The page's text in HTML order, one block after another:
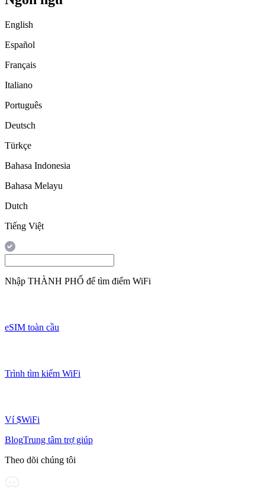
English
Español
Français
Italiano
Português
Deutsch
Türkçe
Bahasa Indonesia
Bahasa Melayu
Dutch
Tiếng Việt
Nhập THÀNH PHỐ để tìm điểm WiFi
eSIM toàn cầu
Trình tìm kiếm WiFi
Ví $WiFi
BlogTrung tâm trợ giúp
Theo dõi chúng tôi